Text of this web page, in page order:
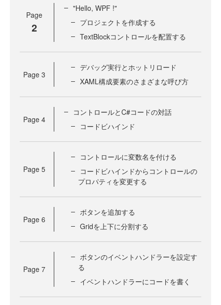
Page
2
"Hello, WPF !"
プロジェクトを作成する
TextBlockコントロールを配置する
Page 3
デバッグ実行とホットリロード
XAML構成要素のさまざまな呼び方
Page 4
コントロールとC#コードの対話
コードビハインド
Page 5
コントロールに変数名を付ける
コードビハインドからコントロールの
プロパティを変更する
Page 6
ボタンを追加する
Gridを上下に分割する
Page 7
ボタンのイベントハンドラーを設定す
る
イベントハンドラーにコードを書く